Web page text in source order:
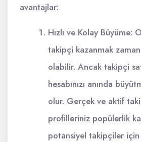
avantajlar:
Hızlı ve Kolay Büyüme:
takipçi kazanmak zaman
olabilir. Ancak takipçi
hesabınızı anında
olur. Gerçek ve aktif
profilleriniz popülerlik
potansiyel takipçiler